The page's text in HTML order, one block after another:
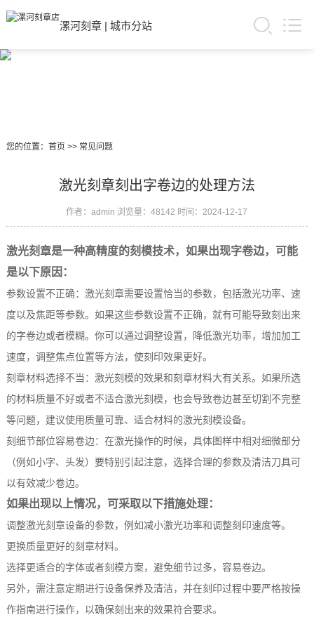
漯河刻章| 城市分站
您的位置： 首页 >> 常见问题
激光刻章刻出字卷边的处理方法
作者：admin 浏览量：48142 时间：2024-12-17
激光刻章是一种高精度的刻模技术，如果出现字卷边，可能
是以下原因：
参数设置不正确：激光刻章需要设置恰当的参数，包括激光功率、速
度以及焦距等参数。如果这些参数设置不正确，就有可能导致刻出来
的字卷边或者模糊。你可以通过调整设置，降低激光功率，增加加工
速度，调整焦点位置等方法，使刻印效果更好。
刻章材料选择不当：激光刻模的效果和刻章材料大有关系。如果所选
的材料质量不好或者不适合激光刻模，也会导致卷边甚至切割不完整
等问题，建议使用质量可靠、适合材料的激光刻模设备。
刻细节部位容易卷边：在激光操作的时候，具体图样中相对细微部分
（例如小字、头发）要特别引起注意，选择合理的参数及清洁刀具可
以有效减少卷边。
如果出现以上情况，可采取以下措施处理：
调整激光刻章设备的参数，例如减小激光功率和调整刻印速度等。
更换质量更好的刻章材料。
选择更适合的字体或者刻模方案，避免细节过多，容易卷边。
另外，需注意定期进行设备保养及清洁，并在刻印过程中要严格按操
作指南进行操作，以确保刻出来的效果符合要求。